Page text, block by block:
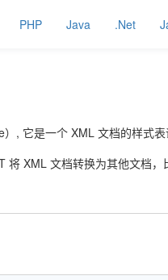
PHP Java .Net
, 它是一个 XML 文档的样式表
XML 文档转换为其他文档，